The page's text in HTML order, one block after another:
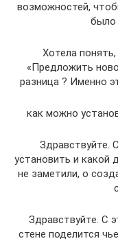
возможностей,
было
Хотела
«Предложить
разница ? Именно
как можно
Здравствуйте.
установить и какой
не заметили, о
Здравствуйте. С
стене поделится